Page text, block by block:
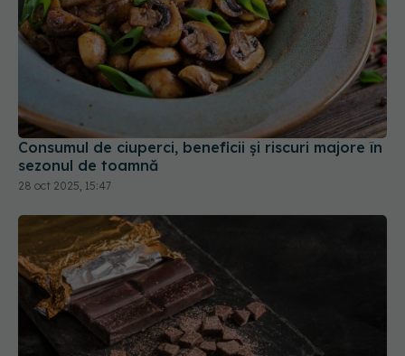
Consumul de ciuperci, beneficii și riscuri majore în
sezonul de toamnă
28 oct 2025, 15:47